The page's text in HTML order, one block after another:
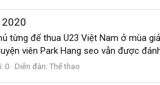
2020
từng để thua U23 Việt Nam ở mùa
viên Park Hang seo vẫn được
0 Diễn đàn:Thể thao